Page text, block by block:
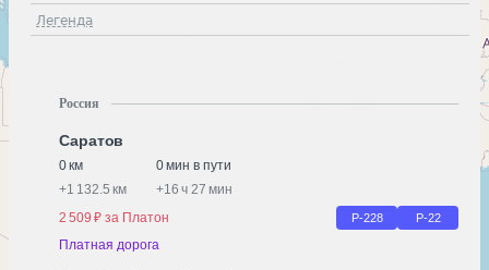
Легенда
Россия
Саратов
0 км
0 мин в пути
+1 132.5 км +16 ч 27 мин
2 509 ₽ за Платон
Р-228 Р-22
Платная дорога